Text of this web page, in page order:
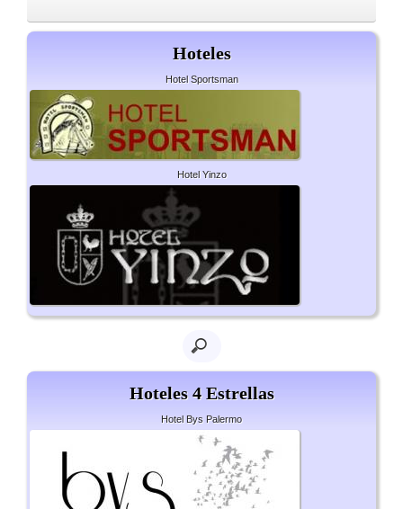
Hoteles
Hotel Sportsman
Hotel Yinzo
Hoteles 4 Estrellas
Hotel Bys Palermo